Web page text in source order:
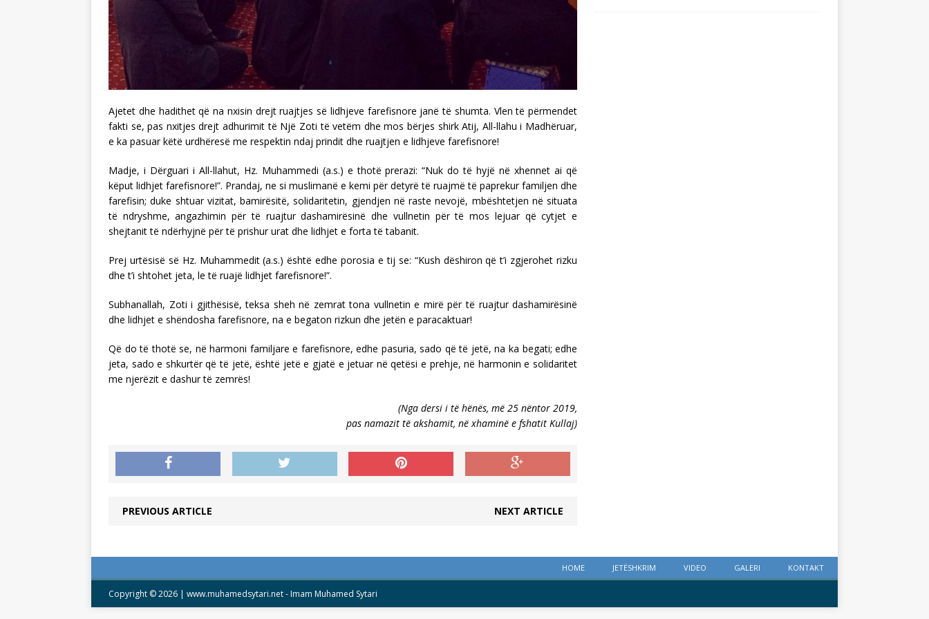
Ajetet dhe hadithet që na nxisin drejt ruajtjes së lidhjeve farefisnore janë të shumta. Vlen të përmendet
fakti se, pas nxitjes drejt adhurimit të Një Zoti të vetëm dhe mos bërjes shirk Atij, All-llahu i Madhëruar,
e ka pasuar këtë urdhëresë me respektin ndaj prindit dhe ruajtjen e lidhjeve farefisnore!
Madje, i Dërguari i All-llahut, Hz. Muhammedi (a.s.) e thotë prerazi: “Nuk do të hyjë në xhennet ai që
këput lidhjet farefisnore!”. Prandaj, ne si muslimanë e kemi për detyrë të ruajmë të paprekur familjen dhe
farefisin; duke shtuar vizitat, bamirësitë, solidaritetin, gjendjen në raste nevojë, mbështetjen në situata
të ndryshme, angazhimin për të ruajtur dashamirësinë dhe vullnetin për të mos lejuar që cytjet e
shejtanit të ndërhyjnë për të prishur urat dhe lidhjet e forta të tabanit.
Prej urtësisë së Hz. Muhammedit (a.s.) është edhe porosia e tij se: “Kush dëshiron që t’i zgjerohet rizku
dhe t’i shtohet jeta, le të ruajë lidhjet farefisnore!”.
Subhanallah, Zoti i gjithësisë, teksa sheh në zemrat tona vullnetin e mirë për të ruajtur dashamirësinë
dhe lidhjet e shëndosha farefisnore, na e begaton rizkun dhe jetën e paracaktuar!
Që do të thotë se, në harmoni familjare e farefisnore, edhe pasuria, sado që të jetë, na ka begati; edhe
jeta, sado e shkurtër që të jetë, është jetë e gjatë e jetuar në qetësi e prehje, në harmonin e solidaritet
me njerëzit e dashur të zemrës!
(Nga dersi i të hënës, më 25 nëntor 2019,
pas namazit të akshamit, në xhaminë e fshatit Kullaj)
PREVIOUS ARTICLE NEXT ARTICLE
HOME JETËSHKRIM VIDEO GALERI KONTAKT
Copyright © 2026 | www.muhamedsytari.net - Imam Muhamed Sytari